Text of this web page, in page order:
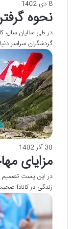
8 دی 1402
نحوه
در طی سالیان سال،
گردشگران سراسر
30 آذر 1402
مزایای
در این پست تصمیم
زندگی در کانادا